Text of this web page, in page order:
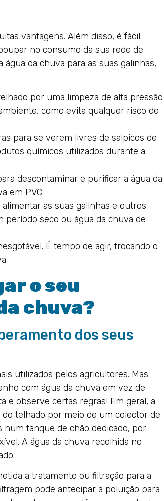
vantagens. Além disso, é fácil
no consumo da sua rede de
da chuva para as suas galinhas,
por uma limpeza de alta pressão
como evita qualquer risco de
para se verem livres de salpicos de
químicos utilizados durante a
descontaminar e purificar a água da
em PVC.
as suas galinhas e outros
período seco ou água da chuva de
É tempo de agir, trocando o
o seu
chuva?
dos seus
utilizados pelos agricultores. Mas
com água da chuva em vez de
e observe certas regras! Em geral, a
telhado por meio de um colector de
num tanque de chão dedicado, por
A água da chuva recolhida no
a tratamento ou filtração para a
pode antecipar a poluição para